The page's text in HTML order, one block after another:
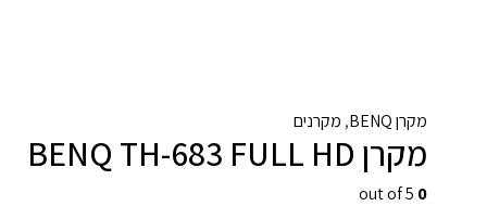
מקרן BENQ , מקרנים
מקרן BENQ TH-683 FULL HD
0